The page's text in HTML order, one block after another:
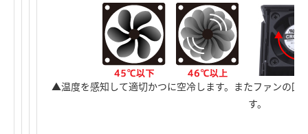
▲温度を感知して適切かつに空冷します。またファンの回
す。